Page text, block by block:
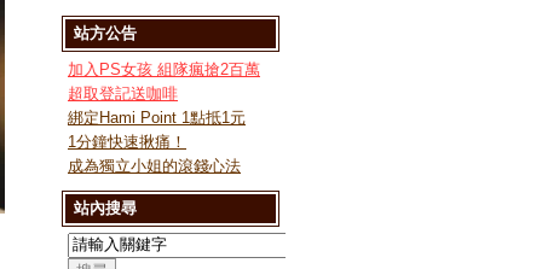
站方公告
加入PS女孩 組隊瘋搶2百萬
超取登記送咖啡
綁定Hami Point 1點抵1元
1分鐘快速揪痛！
成為獨立小姐的滾錢心法
站內搜尋